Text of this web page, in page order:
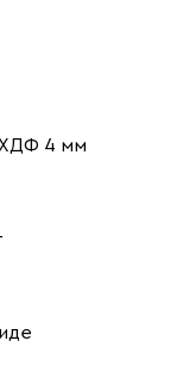
4 мм